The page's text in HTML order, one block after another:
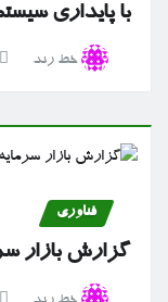
با پایداری
خط رند
فناوری
گزارش بازار سرمایه